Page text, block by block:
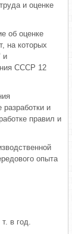
и оценке
об оценке
на которых
и
СССР 12
и
правил и
опыта
в год.